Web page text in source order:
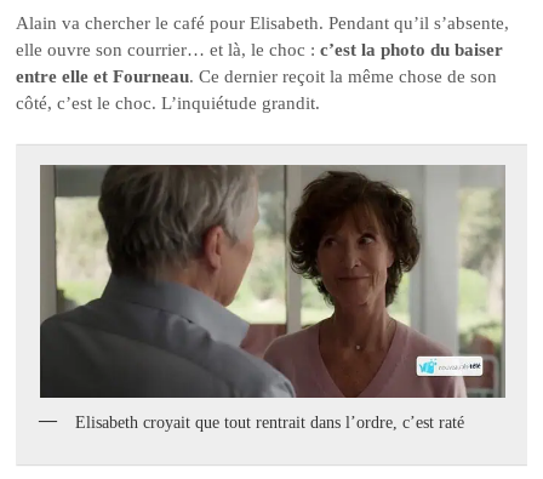
Alain va chercher le café pour Elisabeth. Pendant qu’il s’absente,
elle ouvre son courrier… et là, le choc :c’est la photo du baiser
entre elle et Fourneau. Ce dernier reçoit la même chose de son
côté, c’est le choc. L’inquiétude grandit.
Elisabeth croyait que tout rentrait dans l’ordre, c’est raté